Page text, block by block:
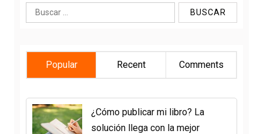
Buscar:
Popular Recent Comments
¿Cómo publicar mi libro? La
solución llega con la mejor